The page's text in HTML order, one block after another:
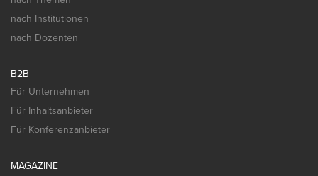
nach Institutionen
nach Dozenten
B2B
Für Unternehmen
Für Inhaltsanbieter
Für Konferenzanbieter
MAGAZINE